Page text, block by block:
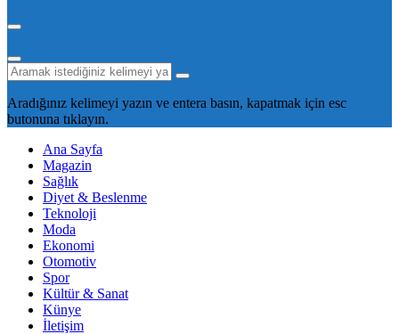
Aradığınız kelimeyi yazın ve entera basın, kapatmak için esc
butonuna tıklayın.
Ana Sayfa
Magazin
Sağlık
Diyet & Beslenme
Teknoloji
Moda
Ekonomi
Otomotiv
Spor
Kültür & Sanat
Künye
İletişim